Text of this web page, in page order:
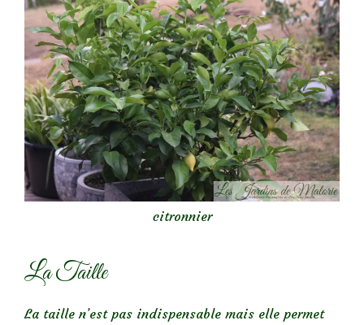
citronnier
La Taille
La taille n’est pas indispensable mais elle permet